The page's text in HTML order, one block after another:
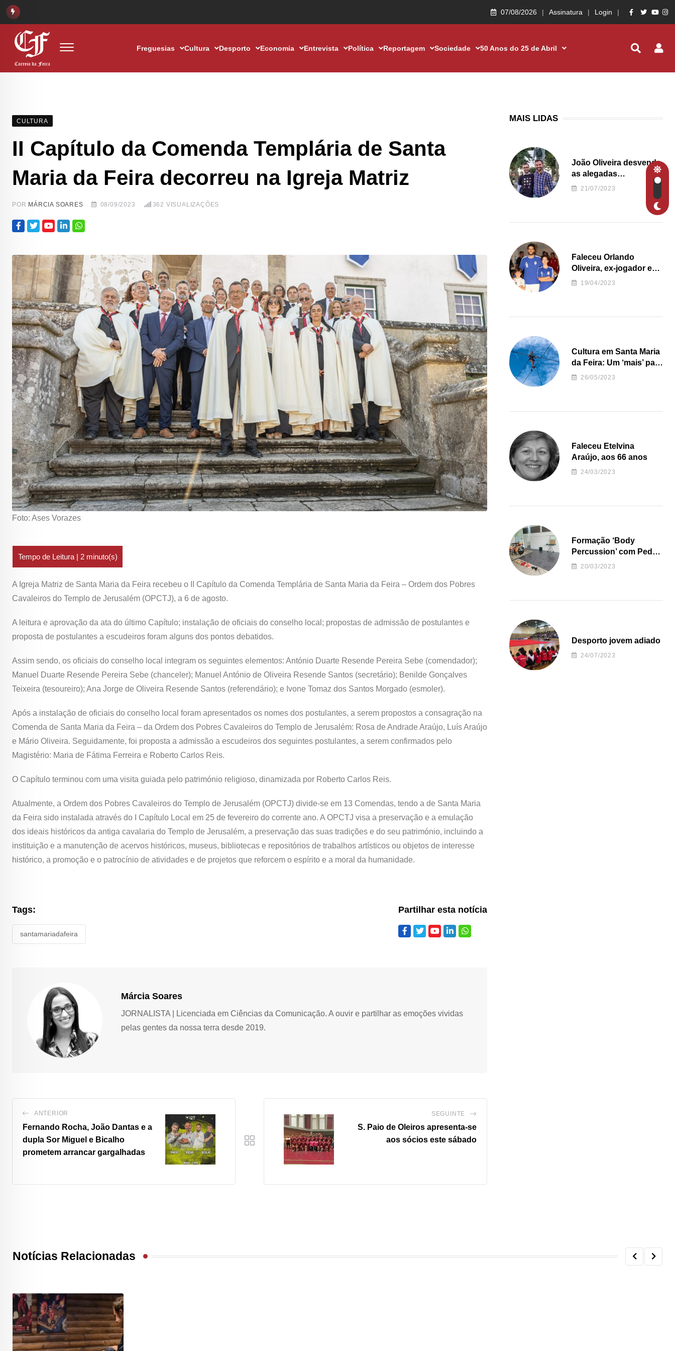
07/08/2026 Assinatura Login
Freguesias Cultura Desporto Economia Entrevista Política Reportagem Sociedade 50 Anos do 25 de Abril
CULTURA
II Capítulo da Comenda Templária de Santa
Maria da Feira decorreu na Igreja Matriz
POR MÁRCIA SOARES 08/09/2023 362 VISUALIZAÇÕES
Foto: Ases Vorazes
A Igreja Matriz de Santa Maria da Feira recebeu o II Capítulo da Comenda Templária de Santa Maria da Feira – Ordem dos Pobres
Cavaleiros do Templo de Jerusalém (OPCTJ), a 6 de agosto.
A leitura e aprovação da ata do último Capítulo; instalação de oficiais do conselho local; propostas de admissão de postulantes e
proposta de postulantes a escudeiros foram alguns dos pontos debatidos.
Assim sendo, os oficiais do conselho local integram os seguintes elementos: António Duarte Resende Pereira Sebe (comendador);
Manuel Duarte Resende Pereira Sebe (chanceler); Manuel António de Oliveira Resende Santos (secretário); Benilde Gonçalves
Teixeira (tesoureiro); Ana Jorge de Oliveira Resende Santos (referendário); e Ivone Tomaz dos Santos Morgado (esmoler).
Após a instalação de oficiais do conselho local foram apresentados os nomes dos postulantes, a serem propostos a consagração na
Comenda de Santa Maria da Feira – da Ordem dos Pobres Cavaleiros do Templo de Jerusalém: Rosa de Andrade Araújo, Luís Araújo
e Mário Oliveira. Seguidamente, foi proposta a admissão a escudeiros dos seguintes postulantes, a serem confirmados pelo
Magistério: Maria de Fátima Ferreira e Roberto Carlos Reis.
O Capítulo terminou com uma visita guiada pelo património religioso, dinamizada por Roberto Carlos Reis.
Atualmente, a Ordem dos Pobres Cavaleiros do Templo de Jerusalém (OPCTJ) divide-se em 13 Comendas, tendo a de Santa Maria
da Feira sido instalada através do I Capítulo Local em 25 de fevereiro do corrente ano. A OPCTJ visa a preservação e a emulação
dos ideais históricos da antiga cavalaria do Templo de Jerusalém, a preservação das suas tradições e do seu património, incluindo a
instituição e a manutenção de acervos históricos, museus, bibliotecas e repositórios de trabalhos artísticos ou objetos de interesse
histórico, a promoção e o patrocínio de atividades e de projetos que reforcem o espírito e a moral da humanidade.
Tags:
santamariadafeira
Partilhar esta notícia
Márcia Soares
JORNALISTA | Licenciada em Ciências da Comunicação. A ouvir e partilhar as emoções vividas
pelas gentes da nossa terra desde 2019.
ANTERIOR
Fernando Rocha, João Dantas e a
dupla Sor Miguel e Bicalho
prometem arrancar gargalhadas
SEGUINTE
S. Paio de Oleiros apresenta-se
aos sócios este sábado
MAIS LIDAS
João Oliveira desvenda
as alegadas
irregularidades da
Junta de Freguesia S.
21/07/2023
Faleceu Orlando
Oliveira, ex-jogador e
treinador da formação
19/04/2023
Cultura em Santa Maria
da Feira: Um ‘mais’ para
o Concelho
26/05/2023
Faleceu Etelvina
Araújo, aos 66 anos
24/03/2023
Formação ‘Body
Percussion’ com Pedro
Almeida
20/03/2023
Desporto jovem adiado
24/07/2023
Notícias Relacionadas